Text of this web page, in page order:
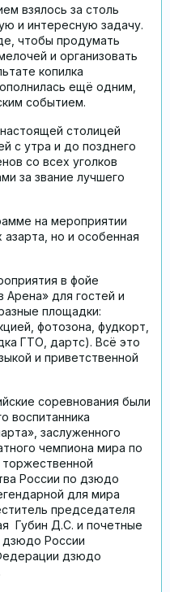
взялось за столь
и интересную задачу.
чтобы продумать
и организовать
копилка
ещё одним,
событием.
столицей
с утра и до позднего
со всех уголков
за звание лучшего
на мероприятии
но и особенная
в фойе
Арена» для гостей и
площадки:
фотозона, фудкорт,
ГТО, дартс). Всё это
и приветственной
соревнования были
воспитанника
заслуженного
чемпиона мира по
России по дзюдо
для мира
председателя
Губин Д.С. и почетные
России
дзюдо